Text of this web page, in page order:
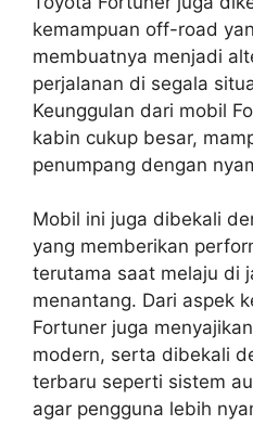
kemampuan off-road
membuatnya menjadi
perjalanan di segala
Keunggulan dari mobil
kabin cukup besar,
penumpang dengan
Mobil ini juga dibekali
yang memberikan
terutama saat melaju di
menantang. Dari aspek
Fortuner juga
modern, serta dibekali
terbaru seperti sistem
agar pengguna lebih